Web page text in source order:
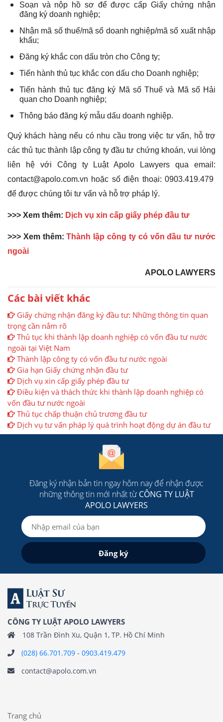
Soạn và nộp hồ sơ để được cấp Giấy chứng nhận
đăng ký doanh nghiệp;
Nhận mã số thuế/mã số doanh nghiệp/mã số xuất nhập
khẩu;
Đăng ký khắc con dấu tròn cho Công ty;
Tiến hành thủ tục khắc con dấu cho Doanh nghiệp;
Tiến hành thủ tục đăng ký Mã số Thuế và Mã số Hải
quan cho Doanh nghiệp;
Thông báo đăng ký mẫu dấu doanh nghiệp​.
Quý khách hàng nếu có nhu cầu trong việc tư vấn, hỗ trợ
các thủ tục thành lập công ty đầu tư chứng khoán, vui lòng
liên hệ với Công ty Luật Apolo Lawyers qua email:
contact@apolo.com.vn hoặc số điện thoại: 0903.419.479
để được chúng tôi tư vấn và hỗ trợ pháp lý.
>>> Xem thêm: Dịch vụ xin cấp giấy phép đầu tư
>>> Xem thêm: Thành lập công ty có vốn đầu tư nước
ngoài
APOLO LAWYERS
Các bài viết khác
Giấy chứng nhận đăng ký đầu tư: Những thông tin quan
trọng cần nắm rõ
Thủ tục khi thành lập doanh nghiệp có vốn đầu tư nước
ngoài tại Việt Nam
Thành lập công ty có vốn đầu tư nước ngoài
Gia hạn Giấy chứng nhận đầu tư
Dịch vụ xin cấp giấy phép đầu tư
Điều kiện và thách thức khi thành lập doanh nghiệp có
vốn đầu tư nước ngoài
Thủ tục chấp thuận chủ trương đầu tư
Dịch vụ tư vấn pháp lý quá trình hoạt động dự án đầu tư
Đăng ký nhận bản tin ngay hôm nay để nhận được
những thông tin mới nhất từCÔNG TY LUẬT
APOLO LAWYERS
CÔNG TY LUẬT APOLO LAWYERS
108 Trần Đình Xu, Quận 1, TP. Hồ Chí Minh
(028) 66.701.709 - 0903.419.479
contact@apolo.com.vn
Trang chủ